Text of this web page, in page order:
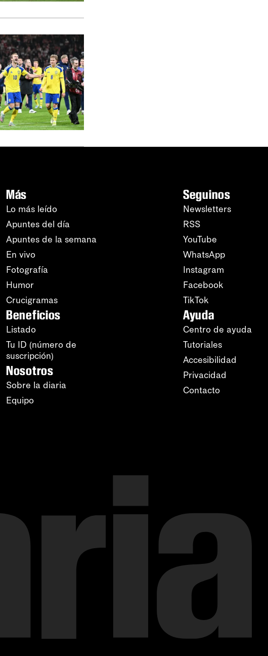
Más
Lo más leído
Apuntes del día
Apuntes de la semana
En vivo
Fotografía
Humor
Crucigramas
Beneficios
Listado
Tu ID (número de
suscripción)
Nosotros
Sobre la diaria
Equipo
Seguinos
Newsletters
RSS
YouTube
WhatsApp
Instagram
Facebook
TikTok
Ayuda
Centro de ayuda
Tutoriales
Accesibilidad
Privacidad
Contacto